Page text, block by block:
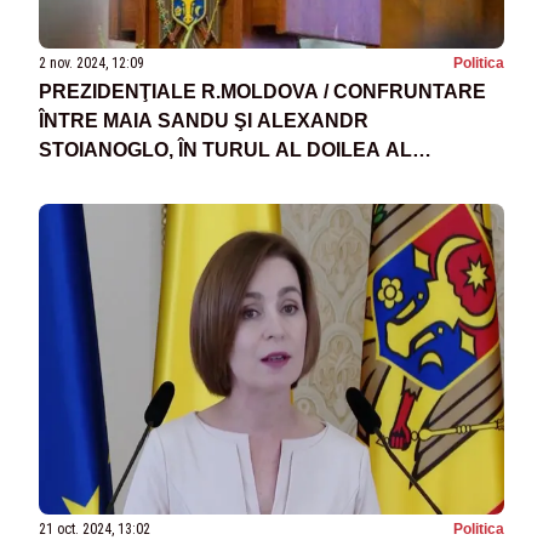
2 nov. 2024, 12:09 Politica
PREZIDENŢIALE R.MOLDOVA / CONFRUNTARE
ÎNTRE MAIA SANDU ŞI ALEXANDR
STOIANOGLO, ÎN TURUL AL DOILEA AL
21 oct. 2024, 13:02 Politica